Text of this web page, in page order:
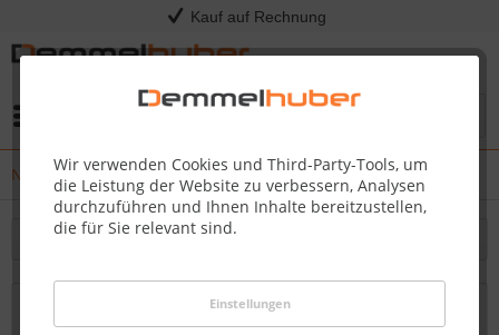
Kauf auf Rechnung
Wir verwenden Cookies und Third-Party-Tools, um
die Leistung der Website zu verbessern, Analysen
durchzuführen und Ihnen Inhalte bereitzustellen,
die für Sie relevant sind.
Einstellungen
News
Filtern
Nächster Grillkurs: 20. März 2025 |